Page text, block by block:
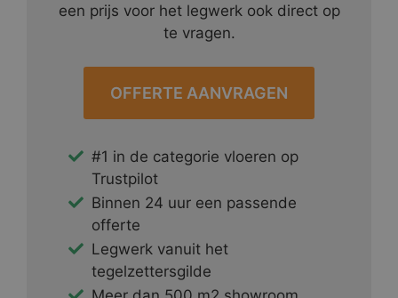
een prijs voor het legwerk ook direct op
te vragen.
OFFERTE AANVRAGEN
#1 in de categorie vloeren op
Trustpilot
Binnen 24 uur een passende
offerte
Legwerk vanuit het
tegelzettersgilde